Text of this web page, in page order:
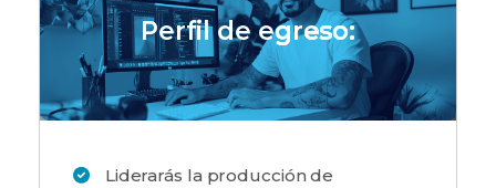
Perfil de egreso:
Liderarás la producción de